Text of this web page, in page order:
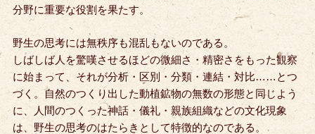
分野に重要な役割を果たす。
野生の思考には無秩序も混乱もないのである。
しばしば人を驚嘆させるほどの微細さ・精密さをもった観察
に始まって、それが分析・区別・分類・ 連結・対比……とつ
づく。自然のつくり出した動植鉱物の無数の形態と同じよう
に、 人間のつくった神話・儀礼・親族組織などの文化現象
は、野生の思考のはたらきとして特徴的なのである。